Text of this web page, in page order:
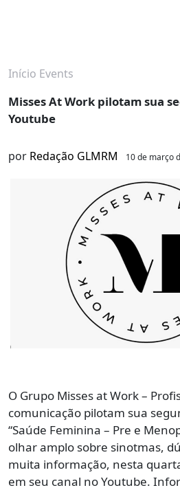
Início Events
Misses At Work pilotam sua
Youtube
por Redação GLMRM 10 de março
O Grupo Misses at Work –
comunicação pilotam sua
“Saúde Feminina – Pre e
olhar amplo sobre sinotmas,
muita informação, nesta
em seu canal no Youtube.